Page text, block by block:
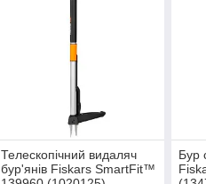
Телескопічний видаляч
бур'янів Fiskars SmartFit™
Бур